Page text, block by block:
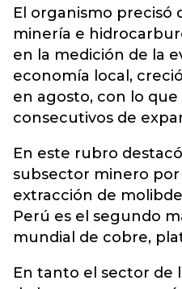
El organismo precisó
minería e
en la medición de la
economía local,
en agosto, con lo
consecutivos de
En este rubro
subsector minero
extracción de
Perú es el segundo
mundial de cobre,
En tanto el sector de